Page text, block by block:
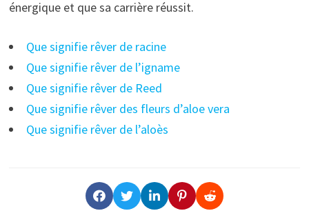
énergique et que sa carrière réussit.
Que signifie rêver de racine
Que signifie rêver de l’igname
Que signifie rêver de Reed
Que signifie rêver des fleurs d’aloe vera
Que signifie rêver de l’aloès